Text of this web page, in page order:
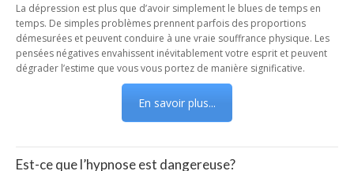
La dépression est plus que d’avoir simplement le blues de temps en
temps. De simples problèmes prennent parfois des proportions
démesurées et peuvent conduire à une vraie souffrance physique. Les
pensées négatives envahissent inévitablement votre esprit et peuvent
dégrader l’estime que vous vous portez de manière significative.
En savoir plus...
Est-ce que l’hypnose est dangereuse?